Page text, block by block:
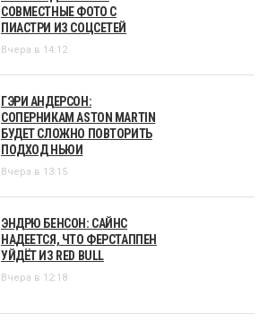
СОВМЕСТНЫЕ ФОТО С
ПИАСТРИ ИЗ СОЦСЕТЕЙ
Вчера в 14:12
ГЭРИ АНДЕРСОН:
СОПЕРНИКАМ ASTON MARTIN
БУДЕТ СЛОЖНО ПОВТОРИТЬ
ПОДХОД НЬЮИ
Вчера в 13:15
ЭНДРЮ БЕНСОН: САЙНС
НАДЕЕТСЯ, ЧТО ФЕРСТАППЕН
УЙДЁТ ИЗ RED BULL
Вчера в 12:18